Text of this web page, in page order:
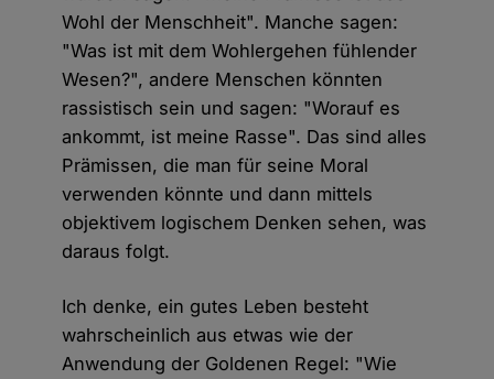
Wohl der Menschheit". Manche sagen:
"Was ist mit dem Wohlergehen fühlender
Wesen?", andere Menschen könnten
rassistisch sein und sagen: "Worauf es
ankommt, ist meine Rasse". Das sind alles
Prämissen, die man für seine Moral
verwenden könnte und dann mittels
objektivem logischem Denken sehen, was
daraus folgt.
Ich denke, ein gutes Leben besteht
wahrscheinlich aus etwas wie der
Anwendung der Goldenen Regel: "Wie